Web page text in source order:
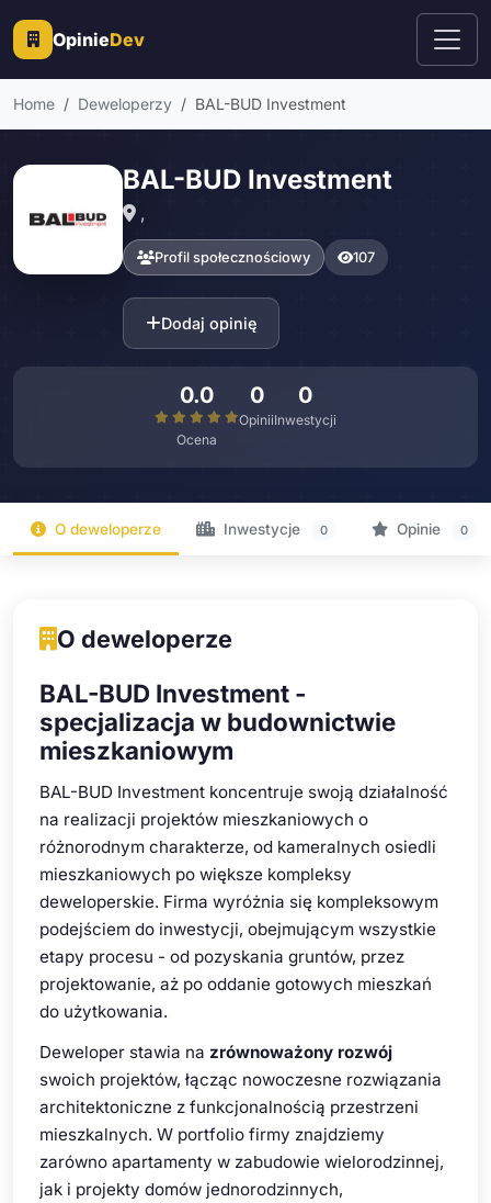
OpinieDev
Home Deweloperzy BAL-BUD Investment
BAL-BUD Investment
,
Profil społecznościowy 107
Dodaj opinię
0.0
Ocena
0
Opinii
0
Inwestycji
O deweloperze Inwestycje 0 Opinie 0
O deweloperze
BAL-BUD Investment -
specjalizacja w budownictwie
mieszkaniowym
BAL-BUD Investment koncentruje swoją działalność
na realizacji projektów mieszkaniowych o
różnorodnym charakterze, od kameralnych osiedli
mieszkaniowych po większe kompleksy
deweloperskie. Firma wyróżnia się kompleksowym
podejściem do inwestycji, obejmującym wszystkie
etapy procesu - od pozyskania gruntów, przez
projektowanie, aż po oddanie gotowych mieszkań
do użytkowania.
Deweloper stawia na zrównoważony rozwój
swoich projektów, łącząc nowoczesne rozwiązania
architektoniczne z funkcjonalnością przestrzeni
mieszkalnych. W portfolio firmy znajdziemy
zarówno apartamenty w zabudowie wielorodzinnej,
jak i projekty domów jednorodzinnych,